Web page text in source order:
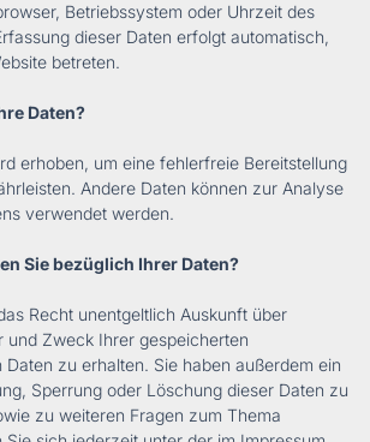
Betriebssystem oder Uhrzeit des
dieser Daten erfolgt automatisch,
betreten.
Daten?
erhoben, um eine fehlerfreie Bereitstellung
Andere Daten können zur Analyse
verwendet werden.
Sie bezüglich Ihrer Daten?
Recht unentgeltlich Auskunft über
und Zweck Ihrer gespeicherten
zu erhalten. Sie haben außerdem ein
Sperrung oder Löschung dieser Daten zu
zu weiteren Fragen zum Thema